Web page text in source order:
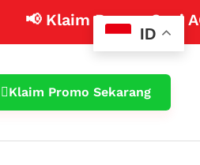
Klaim Promo Cuci AC
Klaim Promo Sekarang
ID